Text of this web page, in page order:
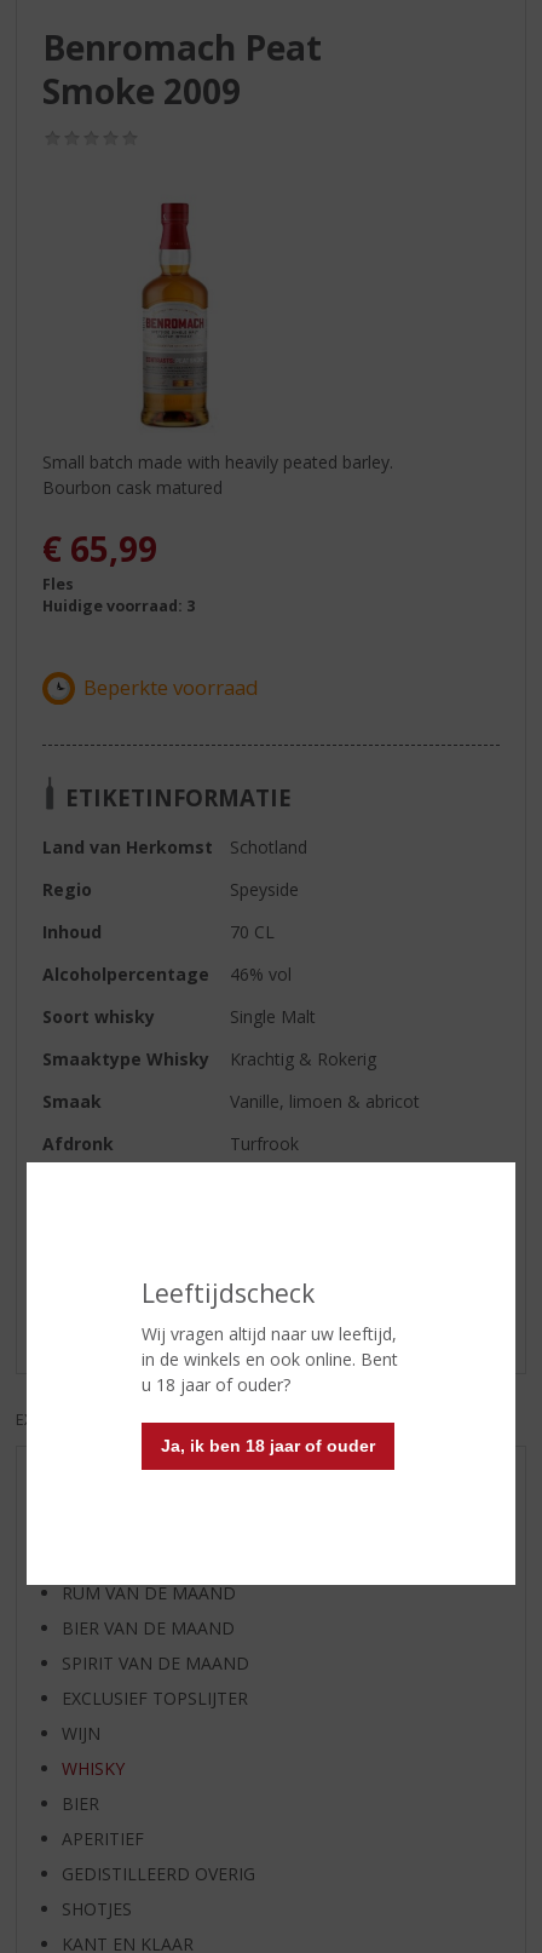
Leeftijdscheck
Wij vragen altijd naar uw leeftijd,
in de winkels en ook online. Bent
u 18 jaar of ouder?
Ja, ik ben 18 jaar of ouder
Benromach Peat
Smoke 2009
Small batch made with heavily peated barley.
Bourbon cask matured
€ 65,99
Fles
Huidige voorraad: 3
ETIKETINFORMATIE
Land van Herkomst
Schotland
Regio
Speyside
Inhoud
70 CL
Alcoholpercentage
46% vol
Soort whisky
Single Malt
Smaaktype Whisky
Krachtig & Rokerig
Smaak
Vanille, limoen & abricot
Afdronk
Turfrook
Schrijf een review
Er zijn nog geen reviews geplaatst voor dit product
EXCL. BTW INCL. BTW
RUM VAN DE MAAND
BIER VAN DE MAAND
SPIRIT VAN DE MAAND
EXCLUSIEF TOPSLIJTER
WIJN
WHISKY
BIER
APERITIEF
GEDISTILLEERD OVERIG
SHOTJES
KANT EN KLAAR